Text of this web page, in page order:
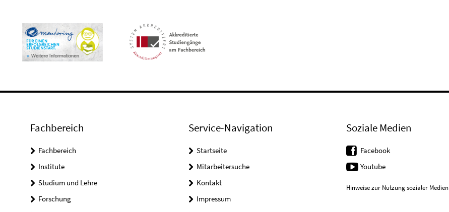
Fachbereich
Fachbereich
Institute
Studium und Lehre
Forschung
Service-Navigation
Startseite
Mitarbeitersuche
Kontakt
Impressum
Soziale Medien
Facebook
Youtube
Hinweise zur Nutzung sozialer Medien